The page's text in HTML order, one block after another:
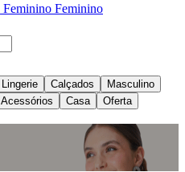
Feminino Feminino
Lingerie Calçados
Masculino
Acessórios Casa Oferta